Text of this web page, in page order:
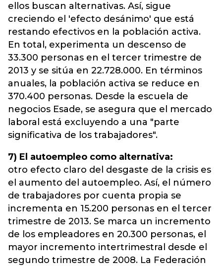
ellos buscan alternativas. Así, sigue
creciendo el 'efecto desánimo' que está
restando efectivos en la población activa.
En total, experimenta un descenso de
33.300 personas en el tercer trimestre de
2013 y se sitúa en 22.728.000. En términos
anuales, la población activa se reduce en
370.400 personas. Desde la escuela de
negocios Esade, se asegura que el mercado
laboral está excluyendo a una "parte
significativa de los trabajadores".
7) El autoempleo como alternativa:
otro efecto claro del desgaste de la crisis es
el aumento del autoempleo. Así, el número
de trabajadores por cuenta propia se
incrementa en 15.200 personas en el tercer
trimestre de 2013. Se marca un incremento
de los empleadores en 20.300 personas, el
mayor incremento intertrimestral desde el
segundo trimestre de 2008. La Federación